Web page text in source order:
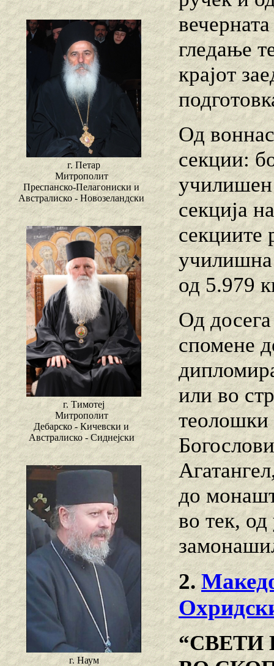
г. Петар
Митрополит
Преспанско-Пелагониски и
Австралиско - Новозеландски
г. Тимотеј
Митрополит
Дебарско - Кичевски и
Австралиско - Сиднејски
г. Наум
гледање
крајот
Од
секции:
училишен
секција
секциите
училишна
од 5.979
Од
спомене
или во
теолошки
до
во тек, од
2.